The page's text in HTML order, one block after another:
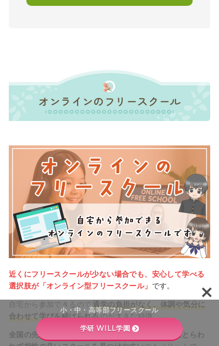
オンラインのフリースクール
近くにフリースクールが少ない場合でも、安心して学べる
選択肢が「オンライン型フリースクール」 です。
自宅から参加できるので通学の負担がなく、体調や気分に
合わせて学びを続けられるのが大きな特徴。
全国の先生や子どもたちとつながれるため、地域にとらわ
小・中・高等部フリースクール
学研 WILL学園